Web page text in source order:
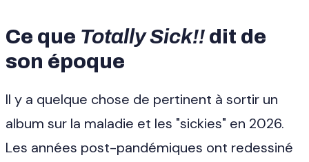
Ce que Totally Sick!! dit de
son époque
Il y a quelque chose de pertinent à sortir un
album sur la maladie et les "sickies" en 2026.
Les années post-pandémiques ont redessiné